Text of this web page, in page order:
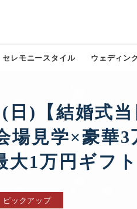
セレモニースタイル ウェディン
(日)【結婚式
場見学×豪華
大1万円ギフ
ピックアップ